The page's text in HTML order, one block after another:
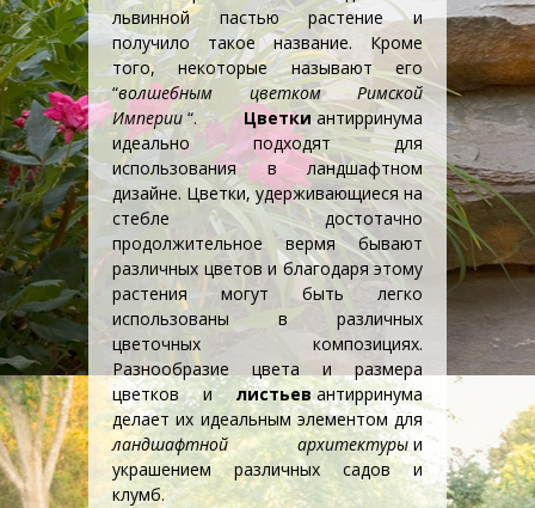
львинной пастью растение и
получило такое название. Кроме
того, некоторые называют его
“волшебным цветком Римской
Империи “.Цветки антирринума
идеально подходят для
использования в ландшафтном
дизайне. Цветки, удерживающиеся на
стебле достотачно
продолжительное вермя бывают
различных цветов и благодаря этому
растения могут быть легко
использованы в различных
цветочных композициях.
Разнообразие цвета и размера
цветков илистьев антирринума
делает их идеальным элементом для
ландшафтной архитектуры и
украшением различных садов и
клумб.